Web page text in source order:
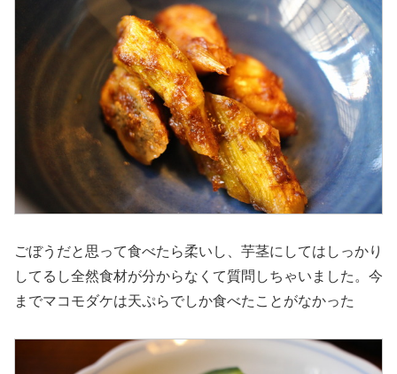
ごぼうだと思って食べたら柔いし、芋茎にしてはしっかり
してるし全然食材が分からなくて質問しちゃいました。今
までマコモダケは天ぷらでしか食べたことがなかった